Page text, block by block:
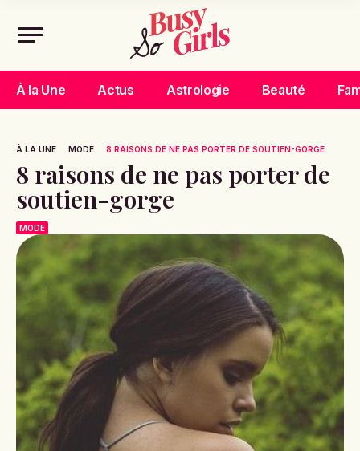
À la Une Actus Astrologie Beauté
À LA UNE MODE 8 RAISONS DE NE PAS PORTER DE SOUTIEN-GORGE
8 raisons de ne pas porter de
soutien-gorge
MODE